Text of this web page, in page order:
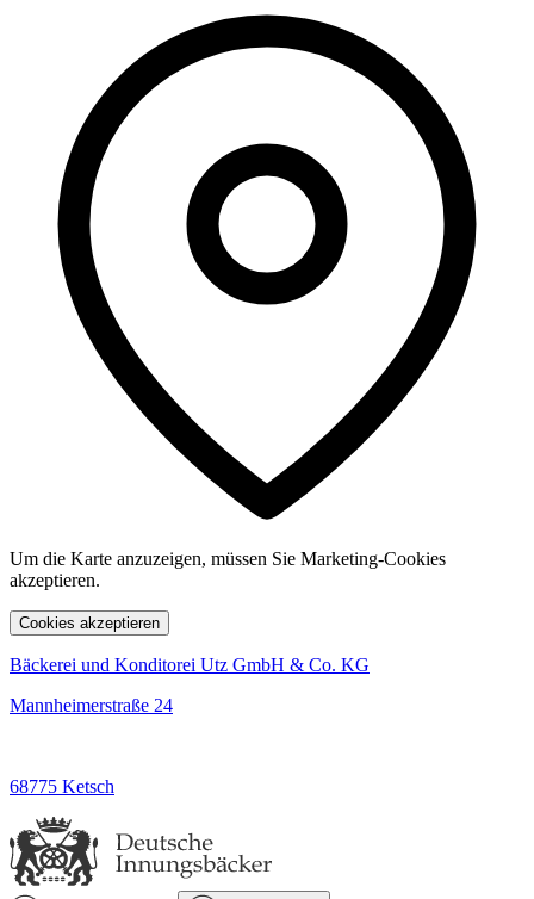
Um die Karte anzuzeigen, müssen Sie Marketing-Cookies
akzeptieren.
Cookies akzeptieren
Bäckerei und Konditorei Utz GmbH & Co. KG
Mannheimerstraße 24
68775 Ketsch